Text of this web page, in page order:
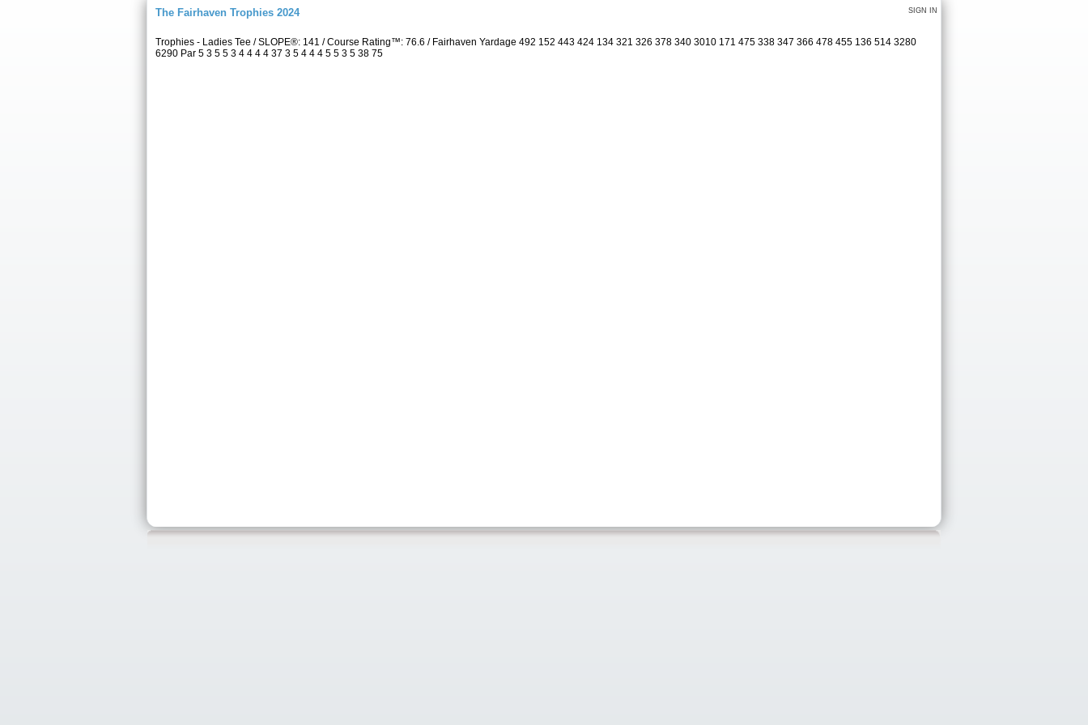
SIGN IN
The Fairhaven Trophies 2024
Trophies - Ladies Tee / SLOPE®: 141 / Course Rating™: 76.6 / Fairhaven Yardage 492 152 443 424 134 321 326 378 340 3010 171 475 338 347 366 478 455 136 514 3280
6290 Par 5 3 5 5 3 4 4 4 4 37 3 5 4 4 4 5 5 3 5 38 75